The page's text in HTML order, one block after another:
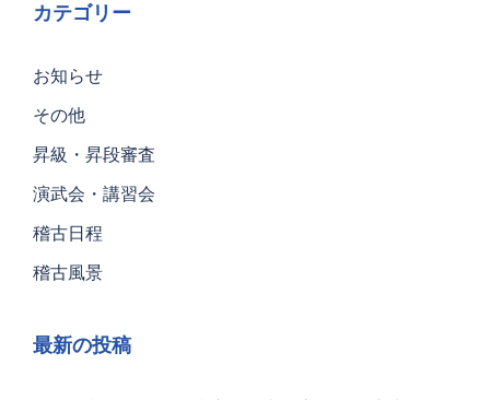
ー
ョ
ン
カテゴリー
お知らせ
その他
昇級・昇段審査
演武会・講習会
稽古日程
稽古風景
最新の投稿